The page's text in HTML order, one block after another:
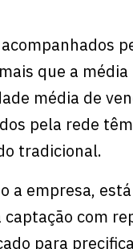
que a
média de
pela rede
tradicional.
a empresa,
captação com
para